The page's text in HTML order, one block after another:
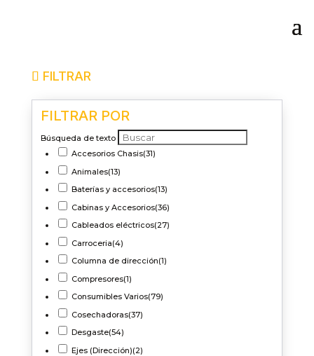
FILTRAR
FILTRAR POR
Búsqueda de texto
Accesorios Chasis(31)
Animales(13)
Baterías y accesorios(13)
Cabinas y Accesorios(36)
Cableados eléctricos(27)
Carroceria(4)
Columna de dirección(1)
Compresores(1)
Consumibles Varios(79)
Cosechadoras(37)
Desgaste(54)
Ejes (Dirección)(2)